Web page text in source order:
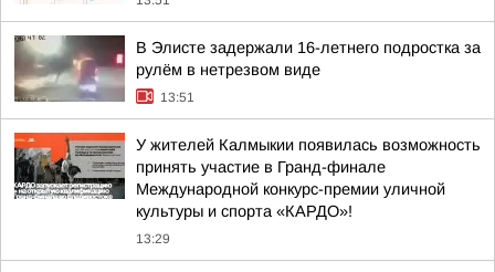
В Элисте задержали 16-летнего подростка за
рулём в нетрезвом виде
13:51
У жителей Калмыкии появилась возможность
принять участие в Гранд-финале
Международной конкурс-премии уличной
культуры и спорта «КАРДО»!
13:29